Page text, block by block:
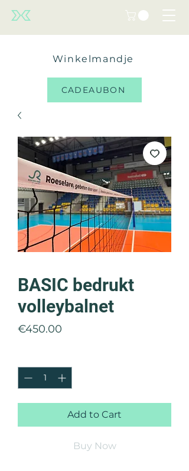
Winkelmandje
CADEAUBON
BASIC bedrukt
volleybalnet
€450.00
Add to Cart
Buy Now